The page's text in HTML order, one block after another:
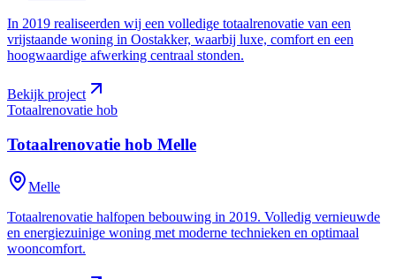
In 2019 realiseerden wij een volledige totaalrenovatie van een
vrijstaande woning in Oostakker, waarbij luxe, comfort en een
hoogwaardige afwerking centraal stonden.
Bekijk project
Totaalrenovatie hob
Totaalrenovatie hob Melle
Melle
Totaalrenovatie halfopen bebouwing in 2019. Volledig vernieuwde
en energiezuinige woning met moderne technieken en optimaal
wooncomfort.